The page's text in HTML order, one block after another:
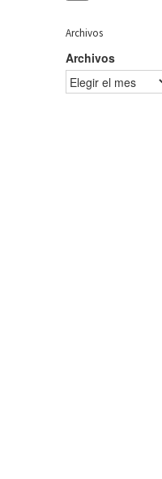
Archivos
Archivos